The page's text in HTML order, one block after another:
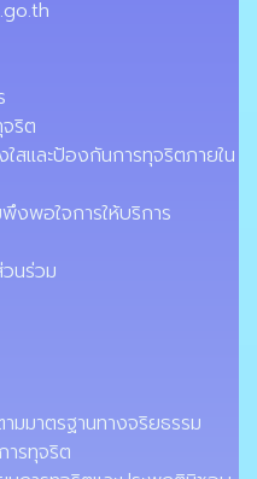
ริต
ใสและป้องกันการทุจริตภายใน
งพอใจการให้บริการ
นร่วม
มมาตรฐานทางจริยธรรม
ารทุจริต